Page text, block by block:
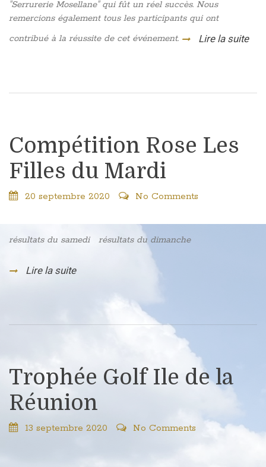
"Serrurerie Mosellane" qui fût un réel succès. Nous
remercions également tous les participants qui ont
contribué à la réussite de cet événement.
Lire la suite
Compétition Rose Les
Filles du Mardi
20 septembre 2020 No Comments
résultats du samedi résultats du dimanche
Lire la suite
Trophée Golf Ile de la
Réunion
13 septembre 2020 No Comments